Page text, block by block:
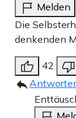
Melden
Die
denkenden
42